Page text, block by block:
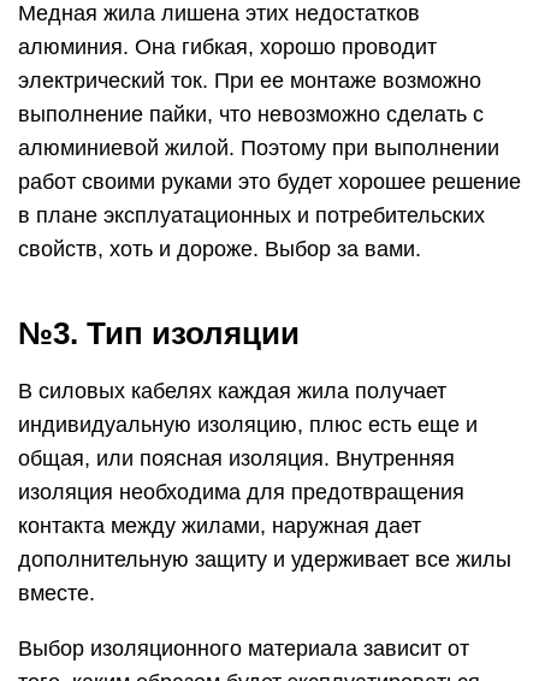
Медная жила лишена этих недостатков
алюминия. Она гибкая, хорошо проводит
электрический ток. При ее монтаже возможно
выполнение пайки, что невозможно сделать с
алюминиевой жилой. Поэтому при выполнении
работ своими руками это будет хорошее решение
в плане эксплуатационных и потребительских
свойств, хоть и дороже. Выбор за вами.
№3. Тип изоляции
В силовых кабелях каждая жила получает
индивидуальную изоляцию, плюс есть еще и
общая, или поясная изоляция. Внутренняя
изоляция необходима для предотвращения
контакта между жилами, наружная дает
дополнительную защиту и удерживает все жилы
вместе.
Выбор изоляционного материала зависит от